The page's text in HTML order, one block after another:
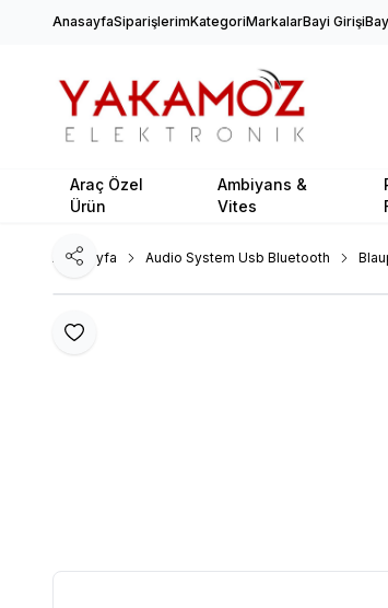
AnasayfaSiparişlerimKategoriMarkalarBayi Girişi
Araç Özel
Ürün
Ambiyans &
Vites
Ana Sayfa Audio System Usb Bluetooth
Favoriye Ekle
Paylaş